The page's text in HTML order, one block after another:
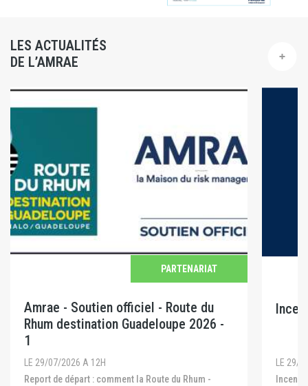
LES ACTUALITÉS
DE L’AMRAE
PARTENARIAT
Amrae - Soutien officiel - Route du
Rhum destination Guadeloupe 2026 -
1
LE 29/07/2026 A 12H
Report de départ : comment la Route du Rhum -
LE 29/